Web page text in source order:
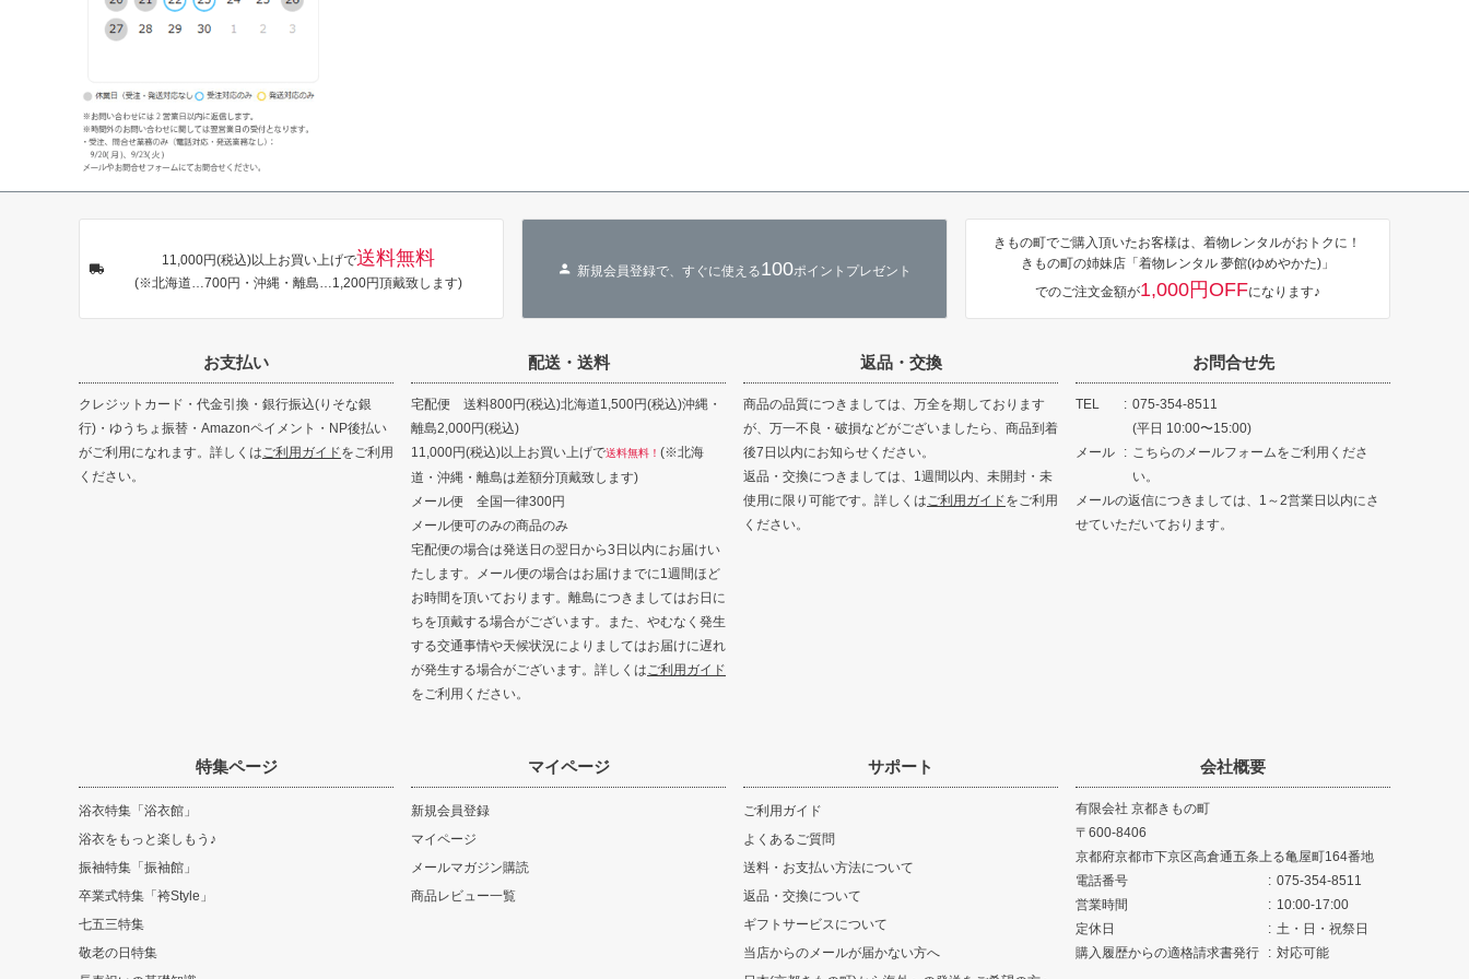
11,000円(税込)以上お買い上げで送料無料
(※北海道…700円・沖縄・離島…1,200円頂戴致します)
新規会員登録で、すぐに使える100ポイントプレゼント
きもの町でご購入頂いたお客様は、着物レンタルがおトクに！
きもの町の姉妹店「着物レンタル 夢館(ゆめやかた)」
でのご注文金額が1,000円OFFになります♪
お支払い
クレジットカード・代金引換・銀行振込(りそな銀
行)・ゆうちょ振替・Amazonペイメント・NP後払い
がご利用になれます。詳しくはご利用ガイドをご利用
ください。
配送・送料
宅配便 送料800円(税込)北海道1,500円(税込)沖縄・
離島2,000円(税込)
11,000円(税込)以上お買い上げで送料無料！ (※北海
道・沖縄・離島は差額分頂戴致します)
メール便 全国一律300円
メール便可のみの商品のみ
宅配便の場合は発送日の翌日から3日以内にお届けい
たします。メール便の場合はお届けまでに1週間ほど
お時間を頂いております。離島につきましてはお日に
ちを頂戴する場合がございます。また、やむなく発生
する交通事情や天候状況によりましてはお届けに遅れ
が発生する場合がございます。詳しくはご利用ガイド
をご利用ください。
返品・交換
商品の品質につきましては、万全を期しております
が、万一不良・破損などがございましたら、商品到着
後7日以内にお知らせください。
返品・交換につきましては、1週間以内、未開封・未
使用に限り可能です。詳しくはご利用ガイドをご利用
ください。
お問合せ先
TEL
075-354-8511
(平日 10:00〜15:00)
メール
こちらのメールフォームをご利用くださ
い。
メールの返信につきましては、1～2営業日以内にさ
せていただいております。
特集ページ
浴衣特集「浴衣館」
浴衣をもっと楽しもう♪
振袖特集「振袖館」
卒業式特集「袴Style」
七五三特集
敬老の日特集
マイページ
新規会員登録
マイページ
メールマガジン購読
商品レビュー一覧
サポート
ご利用ガイド
よくあるご質問
送料・お支払い方法について
返品・交換について
ギフトサービスについて
当店からのメールが届かない方へ
会社概要
有限会社 京都きもの町
600-8406
京都府京都市下京区高倉通五条上る亀屋町164番地
電話番号
075-354-8511
営業時間
10:00-17:00
定休日
土・日・祝祭日
購入履歴からの適格請求書発行
対応可能